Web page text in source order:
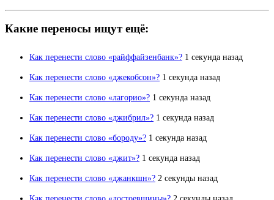
Какие переносы ищут ещё:
Как перенести слово «райффайзенбанк»? 1 секунда назад
Как перенести слово «джекобсон»? 1 секунда назад
Как перенести слово «лагорио»? 1 секунда назад
Как перенести слово «джибрил»? 1 секунда назад
Как перенести слово «бороду»? 1 секунда назад
Как перенести слово «джит»? 1 секунда назад
Как перенести слово «джанкшн»? 2 секунды назад